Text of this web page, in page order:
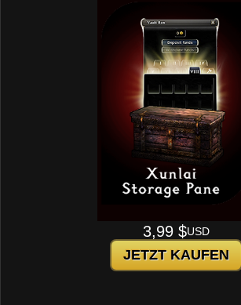
3,99 $USD
JETZT KAUFEN